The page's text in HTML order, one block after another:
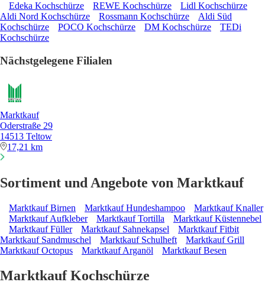
Edeka Kochschürze REWE Kochschürze
Lidl Kochschürze
Aldi Nord Kochschürze
Rossmann Kochschürze
Aldi Süd
Kochschürze
POCO Kochschürze DM Kochschürze
TEDi
Kochschürze
Nächstgelegene Filialen
Marktkauf
Oderstraße 29
14513 Teltow
17,21 km
Sortiment und Angebote von Marktkauf
Marktkauf Birnen Marktkauf Hundeshampoo
Marktkauf Knaller
Marktkauf Aufkleber
Marktkauf Tortilla
Marktkauf Küstennebel
Marktkauf Füller
Marktkauf Sahnekapsel
Marktkauf Fitbit
Marktkauf Sandmuschel
Marktkauf Schulheft
Marktkauf Grill
Marktkauf Octopus
Marktkauf Arganöl Marktkauf Besen
Marktkauf Kochschürze